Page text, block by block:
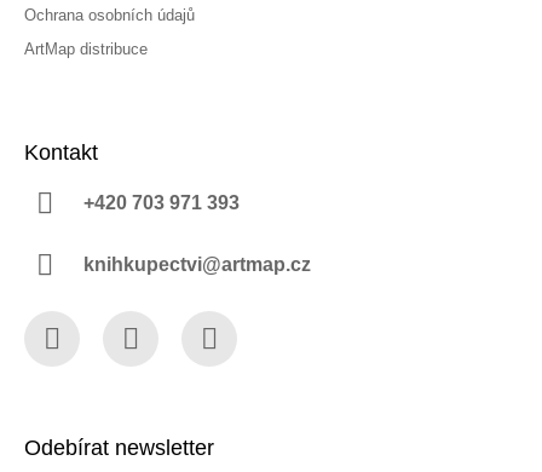
Ochrana osobních údajů
ArtMap distribuce
Kontakt
+420 703 971 393
knihkupectvi@artmap.cz
Odebírat newsletter